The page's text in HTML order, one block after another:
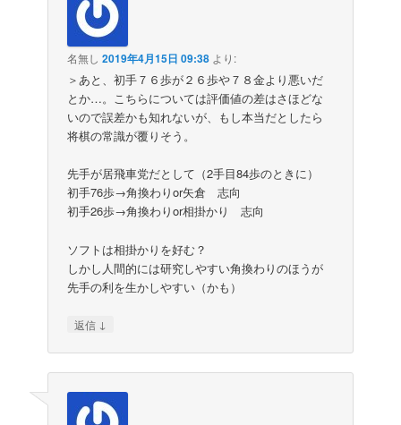
名無し 2019年4月15日 09:38 より:
＞あと、初手７６歩が２６歩や７８金より悪いだ
とか…。こちらについては評価値の差はさほどな
いので誤差かも知れないが、もし本当だとしたら
将棋の常識が覆りそう。
先手が居飛車党だとして（2手目84歩のときに）
初手76歩→角換わりor矢倉 志向
初手26歩→角換わりor相掛かり 志向
ソフトは相掛かりを好む？
しかし人間的には研究しやすい角換わりのほうが
先手の利を生かしやすい（かも）
返信 ↓